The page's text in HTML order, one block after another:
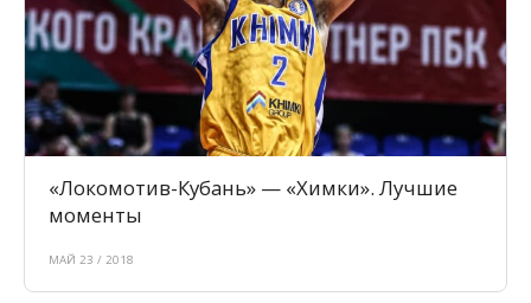
«Локомотив-Кубань» — «Химки». Лучшие
моменты
МАЙ 23 / 2018